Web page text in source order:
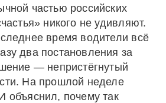
частью российских
никого не удивляют.
время водители всё
два постановления за
— непристёгнутый
На прошлой неделе
объяснил, почему так